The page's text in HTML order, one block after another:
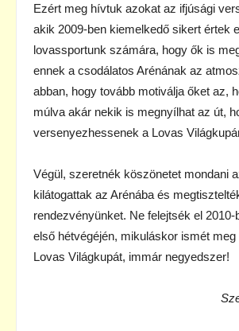
Ezért meg hívtuk azokat az ifjúsági
akik 2009-ben kiemelkedő sikert értek
lovassportunk számára, hogy ők is
ennek a csodálatos Arénának az
abban, hogy tovább motiválja őket az,
múlva akár nekik is megnyílhat az út,
versenyezhessenek a Lovas
Végül, szeretnék köszönetet mondani
kilátogattak az Arénába és
rendezvényünket. Ne felejtsék el
első hétvégéjén, mikuláskor ismét
Lovas Világkupát, immár negyedszer!